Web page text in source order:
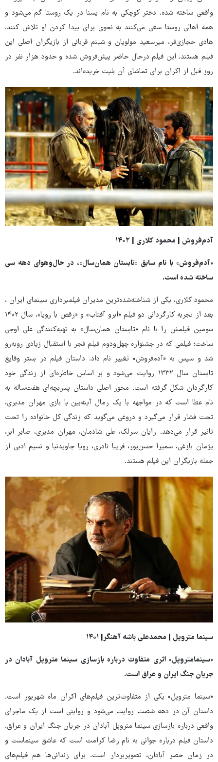
واقعی ساخته شده. دختر کوچکی به نام یسنا در یک روستا گم می‌شود و
همه اهالی روستا سعی می‌کنند به نحوی برای پیدا کردن او تلاش کنند.
هادی حجازی‌فر، میرسعید مولویان و شبنم قربانی از بازیگران اصلی این
فیلم هستند. این فیلم درحال حاضر پیش‌فروش شده و حدود هزار نفر در
روز قبل از اکران برای تماشای آن بلیت خریده‌اند.
آدم‌فروش | محمود کلاری | ۱۴۰۲
«آدم‌فروش» با نام سابق «تابستان همان‌سال»، در حال‌وهوای دهه سی
ساخته شده است.
محمود کلاری، یکی از شناخته‌شده‌ترین مدیران فیلمبرداری سینمای ایران ،
بعد از تجربه کارگردانی دو فیلم «ابرو آفتاب» و «رقص با رویا»، سال ۱۴۰۲
سومین فیلمش را با نام «تابستان همان‌سال» به تهیه‌کنندگی علی اوجی
ساخت؛ فیلمی که در جشنواره چهل‌ودوم فیلم فجر با استقبال زیادی روبه‌رو
شد و سپس به «آدم‌فروش» تغییر نام داد. داستان فیلم در بستر وقایع
تابستان سال ۱۳۳۲ روایت می‌شود و بر اساس خاطره‌ای از زندگی خود
کارگردان شکل گرفته است. محور اصلی داستان پسربچه‌ای هفت‌ساله به
نام عطا است که در مواجهه با یک رمال آینه‌بین با بازی مهران مدیری،
تحت فشار قرار می‌گیرد و دروغی می‌گوید که زندگی کل خانواده را تحت
تاثیر قرار می‌دهد. رایان سرلک، علی شادمان، مهران مدیری، صابر ابر،
پژمان بازغی، سمیرا حسن‌پور، فریبا نادری، رویا جاویدنیا و نسیم ادبی از
جمله بازیگران این فیلم هستند.
سینما متروپل | محمدعلی باشه آهنگر| ۱۴۰۱
«سینمامتروپل» اثری متفاوت درباره بازسازی سینما متروپل آبادان در
جریان جنگ ایران و عراق است.
«سینما متروپل» یکی از متفاوت‌ترین فیلم‌های اکران ماه شهریور است.
داستان آن در دهه شصت روایت می‌شود و روایتی است از یک ماجرای
واقعی درباره بازسازی سینما متروپل آبادان در جریان جنگ ایران و عراق.
داستان فیلم درباره جوانی به نام رضا کرامت است که عاشق سینماست و
در زمان حصر آبادان، تصویربردار است. برای زندانی‌ها هم فیلم‌های